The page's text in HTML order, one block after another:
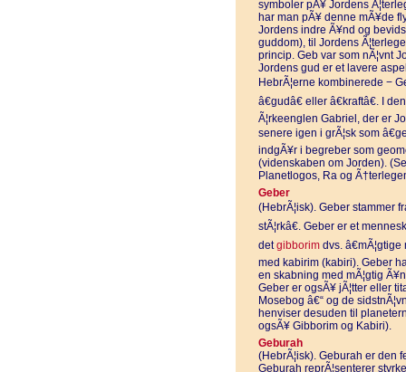
symboler pÃ¥ Jordens
har man pÃ¥ denne mÃ¥de
Jordens indre Ã¥nd og
guddom), til Jordens
princip. Geb var som nÃ¦vnt
Jordens gud er et lavere
HebrÃ¦erne kombinerede −
â€gudâ€ eller â€kraftâ€. I
Ã¦rkeenglen Gabriel, der er
senere igen i grÃ¦sk som
indgÃ¥r i begreber som
(videnskaben om Jorden).
Planetlogos, Ra og
Geber
(HebrÃ¦isk). Geber stammer
stÃ¦rkâ€. Geber er et
detgibborim dvs.
med kabirim (kabiri). Geber
en skabning med mÃ¦gtig
Geber er ogsÃ¥ jÃ¦tter eller
Mosebog â€“ og de
henviser desuden til
ogsÃ¥ Gibborim og Kabiri).
Geburah
(HebrÃ¦isk). Geburah er den
Geburah reprÃ¦senterer